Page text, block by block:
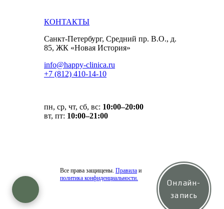
КОНТАКТЫ
Санкт-Петербург, Средний пр. В.О., д.
85, ЖК «Новая История»
info@happy-clinica.ru
+7 (812) 410-14-10
пн, ср, чт, сб, вс: 10:00–20:00
вт, пт: 10:00–21:00
Все права защищены. Правила и
политика конфиденциальности.
Онлайн-
запись